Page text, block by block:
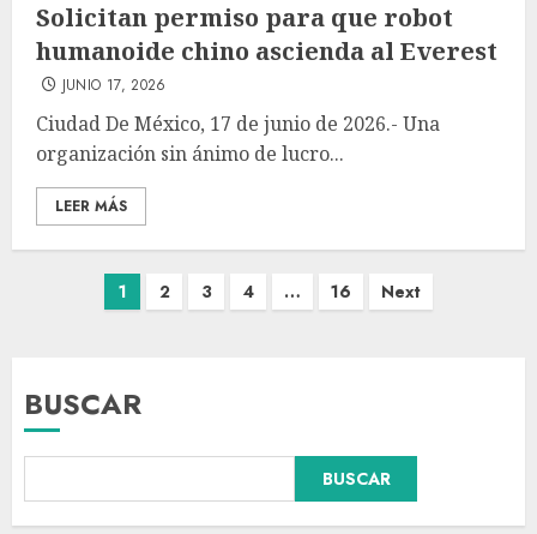
Solicitan permiso para que robot
humanoide chino ascienda al Everest
JUNIO 17, 2026
Ciudad De México, 17 de junio de 2026.- Una
organización sin ánimo de lucro...
LEER MÁS
1 2 3 4 … 16 Next
BUSCAR
BUSCAR
Declaran accidental la muerte
de Brandon Clarke por